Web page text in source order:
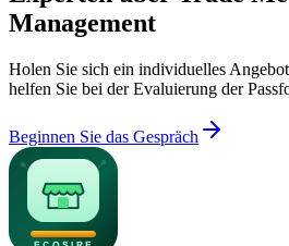
Management
Holen Sie sich ein individuelles
helfen Sie bei der Evaluierung der
Beginnen Sie das Gespräch